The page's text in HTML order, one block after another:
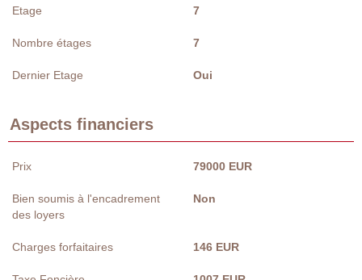
Etage 7
Nombre étages 7
Dernier Etage Oui
Aspects financiers
Prix 79000 EUR
Bien soumis à l'encadrement
des loyers
Non
Charges forfaitaires 146 EUR